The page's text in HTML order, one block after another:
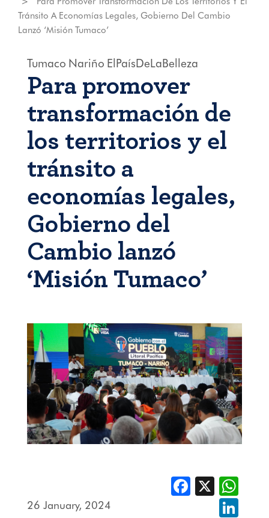
Tránsito A Economías Legales, Gobierno Del Cambio
Lanzó ‘Misión Tumaco’
Tumaco Nariño ElPaísDeLaBelleza
Para promover
transformación de
los territorios y el
tránsito a
economías legales,
Gobierno del
Cambio lanzó
‘Misión Tumaco’
26 January, 2024
Facebook
X